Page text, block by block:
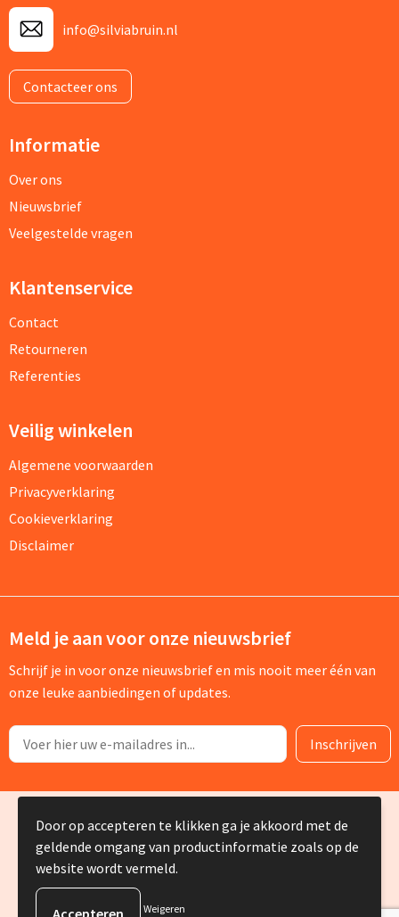
info@silviabruin.nl
Contacteer ons
Informatie
Over ons
Nieuwsbrief
Veelgestelde vragen
Klantenservice
Contact
Retourneren
Referenties
Veilig winkelen
Algemene voorwaarden
Privacyverklaring
Cookieverklaring
Disclaimer
Meld je aan voor onze nieuwsbrief
Schrijf je in voor onze nieuwsbrief en mis nooit meer één van
onze leuke aanbiedingen of updates.
© Copyright Silvia Bruin reclame-advies 2025
Door op accepteren te klikken ga je akkoord met de
geldende omgang van productinformatie zoals op de
website wordt vermeld.
Weigeren